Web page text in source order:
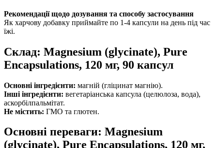
Рекомендації щодо дозування та способу застосування
Як харчову добавку приймайте по 1-4 капсули на день під час
їжі.
Склад: Magnesium (glycinate), Pure
Encapsulations, 120 мг, 90 капсул
Основні інгредієнти: магній (гліцинат магнію).
Інші інгредієнти: вегетаріанська капсула (целюлоза, вода),
аскорбілпальмітат.
Не містить: ГМО та глютен.
Основні переваги: Magnesium
(glycinate), Pure Encapsulations, 120 мг,